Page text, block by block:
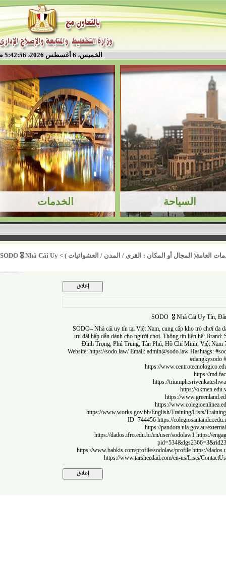
الخميس، 6 أغسطس 2026، 5:42:56 ص
المجال أو المكان : القرى / المدن / العشوائيات )>
SODO 🎖️ Nhà Cái Uy
SODO 🎖️ Nhà Cái Uy
SODO – Nhà cái uy tín tại Việt Nam, cung cấp kho trò
ưu đãi hấp dẫn dành cho người chơi. Thông tin liên
Đình Trọng, Phú Trung, Tân Phú, Hồ Chí Minh,
Website:https://sodo.law/Email:admin@sodo.law
https://
https://
https://
https://
https://
https://www.works.gov.bh/English/Training/Lists/
ID=744456 https://
https://
https://dados.ifro.edu.br/en/user/sodolaw1
https://www.babkis.com/profile/sodolaw/profile https://
https://www.tarsheedad.com/en-us/Lists/